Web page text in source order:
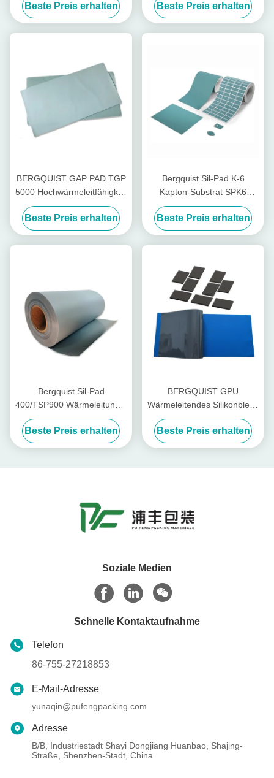
Siliziumfolie
Beste Preis erhalten
Aluminiumfolie
Beste Preis erhalten
BERGQUIST GAP PAD TGP
5000 Hochwärmeleitfähigkeit
Silikonpad
Beste Preis erhalten
Bergquist Sil-Pad K-6
Kapton-Substrat SPK6
thermisch leitfähiges
Silikonpad
Beste Preis erhalten
Bergquist Sil-Pad
400/TSP900 Wärmeleitungs-
Dämmungspad aus Silikon
Beste Preis erhalten
BERGQUIST GPU
Wärmeleitendes Silikonblech
GP1500 Schwarz 1,5 W/MK
Beste Preis erhalten
Soziale Medien
Schnelle Kontaktaufnahme
Telefon
86-755-27218853
E-Mail-Adresse
yunaqin@pufengpacking.com
Adresse
B/B, Industriestadt Shayi Dongjiang Huanbao, Shajing-
Straße, Shenzhen-Stadt, China